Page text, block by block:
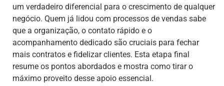
um verdadeiro diferencial para o crescimento de qualquer
negócio. Quem já lidou com processos de vendas sabe
que a organização, o contato rápido e o
acompanhamento dedicado são cruciais para fechar
mais contratos e fidelizar clientes. Esta etapa final
resume os pontos abordados e mostra como tirar o
máximo proveito desse apoio essencial.